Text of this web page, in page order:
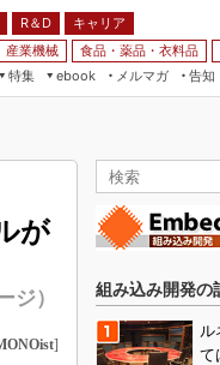
R＆D
キャリア
産業機械 食品・薬品・衣料品
特集
ebook
メルマガ
告知
が
ジ）
]
組み込み開発の
ル
て